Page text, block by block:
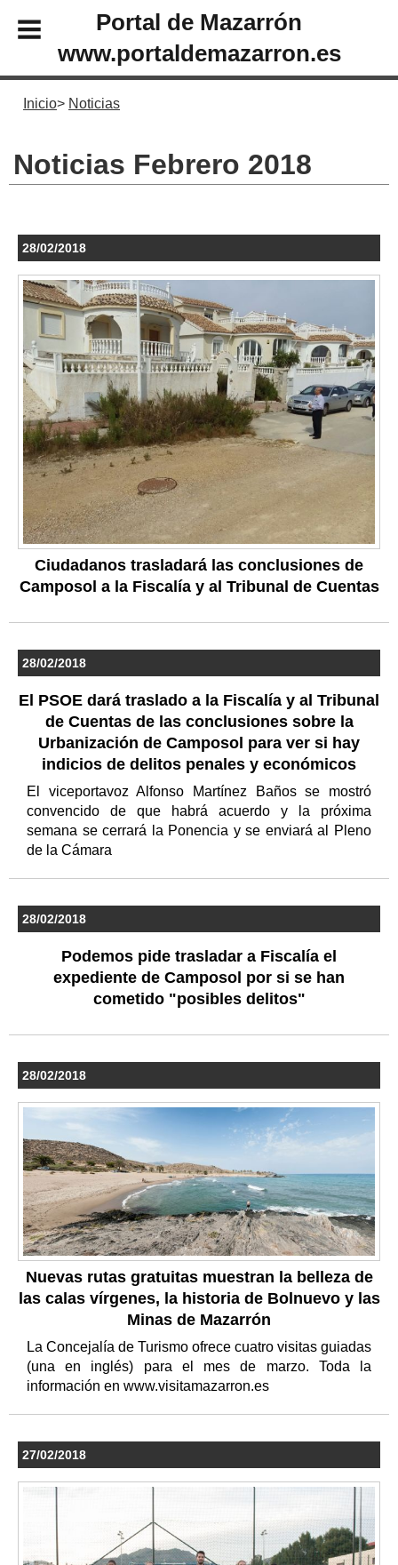
Portal de Mazarrón
www.portaldemazarron.es
Inicio Noticias
Noticias Febrero 2018
28/02/2018
Ciudadanos trasladará las conclusiones de
Camposol a la Fiscalía y al Tribunal de Cuentas
28/02/2018
El PSOE dará traslado a la Fiscalía y al Tribunal
de Cuentas de las conclusiones sobre la
Urbanización de Camposol para ver si hay
indicios de delitos penales y económicos
El viceportavoz Alfonso Martínez Baños se mostró
convencido de que habrá acuerdo y la próxima
semana se cerrará la Ponencia y se enviará al Pleno
de la Cámara
28/02/2018
Podemos pide trasladar a Fiscalía el
expediente de Camposol por si se han
cometido "posibles delitos"
28/02/2018
Nuevas rutas gratuitas muestran la belleza de
las calas vírgenes, la historia de Bolnuevo y las
Minas de Mazarrón
La Concejalía de Turismo ofrece cuatro visitas guiadas
(una en inglés) para el mes de marzo. Toda la
información en www.visitamazarron.es
27/02/2018